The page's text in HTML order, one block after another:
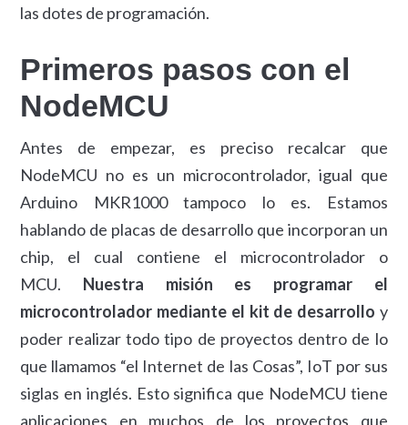
las dotes de programación.
Primeros pasos con el
NodeMCU
Antes de empezar, es preciso recalcar que
NodeMCU no es un microcontrolador, igual que
Arduino MKR1000 tampoco lo es. Estamos
hablando de placas de desarrollo que incorporan un
chip, el cual contiene el microcontrolador o
MCU. Nuestra misión es programar el
microcontrolador mediante el kit de desarrollo y
poder realizar todo tipo de proyectos dentro de lo
que llamamos “el Internet de las Cosas”, IoT por sus
siglas en inglés. Esto significa que NodeMCU tiene
aplicaciones en muchos de los proyectos que